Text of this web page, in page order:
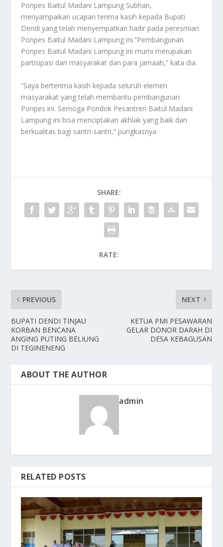
Ponpes Baitul Madani Lampung Subhan,
menyampaikan ucapan terima kasih kepada Bupati
Dendi yang telah menyempatkan hadir pada peresmian
Ponpes Baitul Madani Lampung ini.“Pembangunan
Ponpes Baitul Madani Lampung ini murni merupakan
partisipasi dari masyarakat dan para jamaah,” kata dia.
“Saya berterima kasih kepada seluruh elemen
masyarakat yang telah membantu pembangunan
Ponpes ini. Semoga Pondok Pesantren Baitul Madani
Lampung ini bisa menciptakan akhlak yang baik dan
berkualitas bagi santri-santri,” pungkasnya
SHARE:
RATE:
PREVIOUS
BUPATI DENDI TINJAU
KORBAN BENCANA
ANGING PUTING BELIUNG
DI TEGINENENG
NEXT
KETUA PMI PESAWARAN
GELAR DONOR DARAH DI
DESA KEBAGUSAN
ABOUT THE AUTHOR
admin
RELATED POSTS